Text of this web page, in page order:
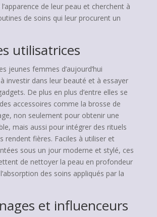
de leur peau et cherchent à
de soins qui leur procurent un
utilisatrices
jeunes femmes d’aujourd’hui
à investir dans leur beauté et à essayer
De plus en plus d’entre elles se
accessoires comme la brosse de
non seulement pour obtenir une
mais aussi pour intégrer des rituels
rendent fières. Faciles à utiliser et
sous un jour moderne et stylé, ces
de nettoyer la peau en profondeur
des soins appliqués par la
et influenceurs